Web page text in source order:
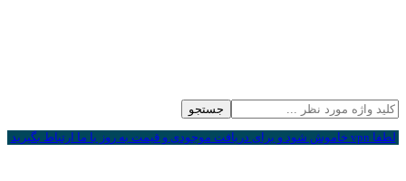
جستجو
لطفا vpn خاموش شود و برای دریافت موجودی و قیمت به روز با ما ارتباط بگیرید